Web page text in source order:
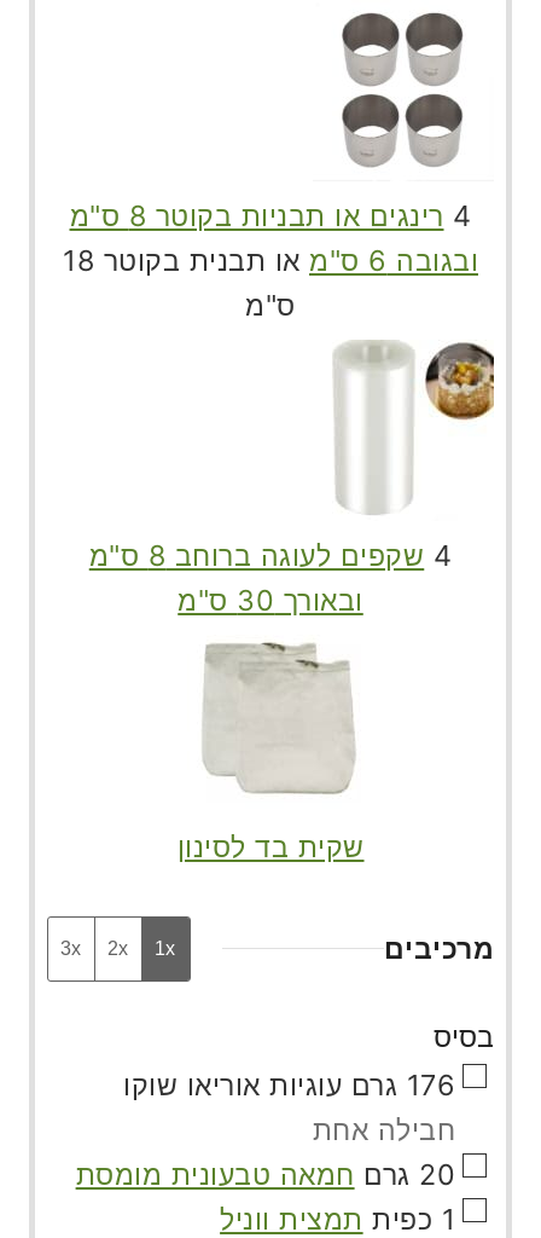
4
רינגים או תבניות בקוטר 8 ס"מ
ובגובה 6 ס"מ
או תבנית בקוטר 18
ס"מ
4
שקפים לעוגה ברוחב 8 ס"מ
ובאורך 30 ס"מ
שקית בד לסינון
מרכיבים 1x
2x
3x
בסיס
▢
176 גרם עוגיות אוריאו שוקו
חבילה אחת
▢
20 גרם חמאה טבעונית מומסת
▢
1 כפית תמצית ווניל